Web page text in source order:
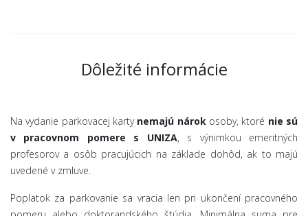
Dôležité informácie
Na vydanie parkovacej karty nemajú nárokosoby, ktoré nie sú
v pracovnom pomere s UNIZA, s výnimkou emeritných
profesorov a osôb pracujúcich na základe dohôd, ak to majú
uvedené v zmluve.
Poplatok za parkovanie sa vracia len pri ukončení pracovného